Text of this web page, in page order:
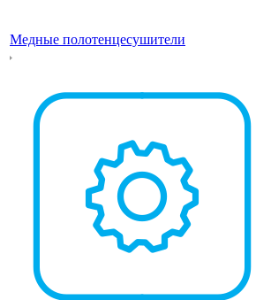
Медные полотенцесушители